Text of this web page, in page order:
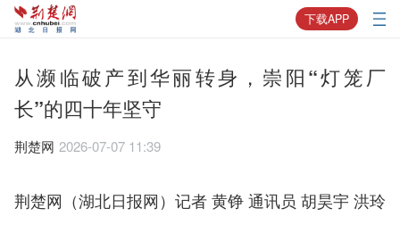
下载APP
从濒临破产到华丽转身，崇阳“灯笼厂
长”的四十年坚守
荆楚网 2026-07-07 11:39
荆楚网（湖北日报网）记者 黄铮 通讯员 胡昊宇 洪玲